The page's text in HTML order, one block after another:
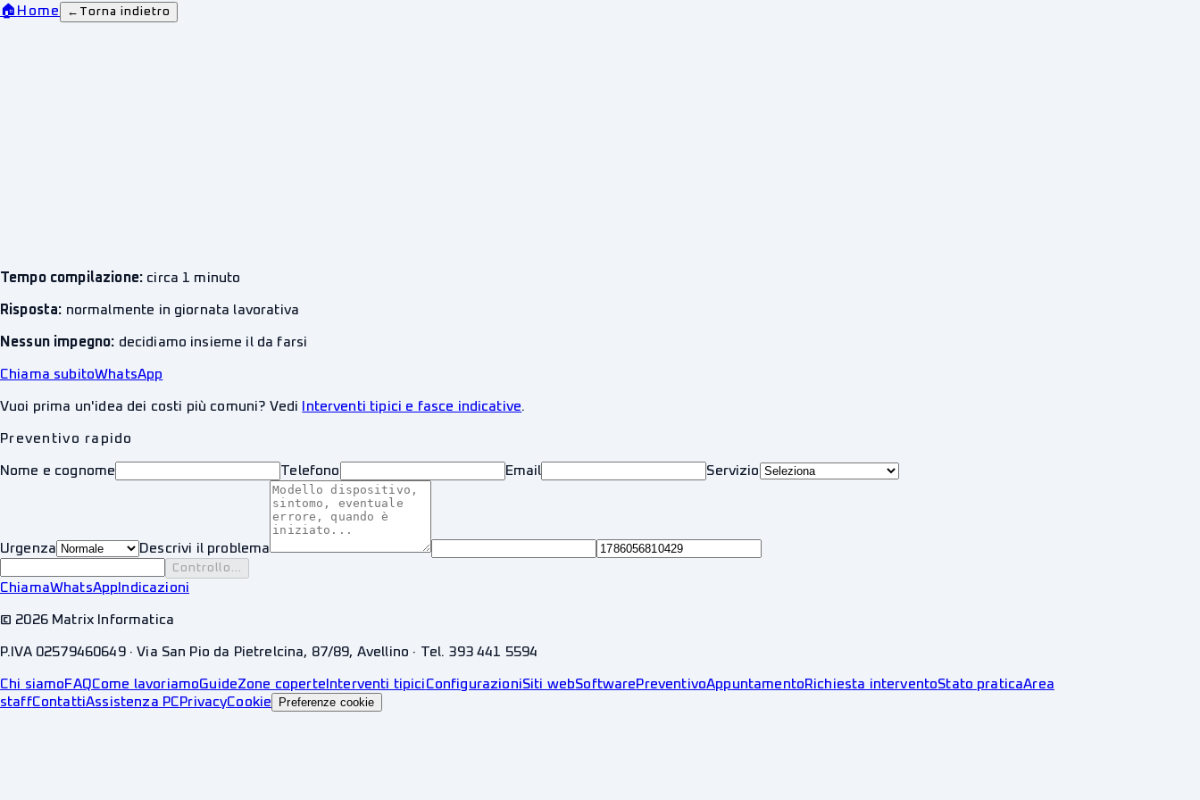
🏠 Home ← Torna indietro
Tempo compilazione: circa 1 minuto
Risposta: normalmente in giornata lavorativa
Nessun impegno: decidiamo insieme il da farsi
Chiama subitoWhatsApp
Vuoi prima un'idea dei costi più comuni? Vedi Interventi tipici e fasce indicative.
Preventivo rapido
Nome e cognome Telefono Email Servizio
Urgenza Descrivi il problema
Controllo...
ChiamaWhatsApp Indicazioni
© 2026Matrix Informatica
P.IVA 02579460649 · Via San Pio da Pietrelcina, 87/89, Avellino · Tel. 393 441 5594
Chi siamoFAQCome lavoriamoGuideZone coperte Interventi tipiciConfigurazioniSiti webSoftwarePreventivoAppuntamentoRichiesta interventoStato praticaArea
staffContattiAssistenza PCPrivacyCookie Preferenze cookie